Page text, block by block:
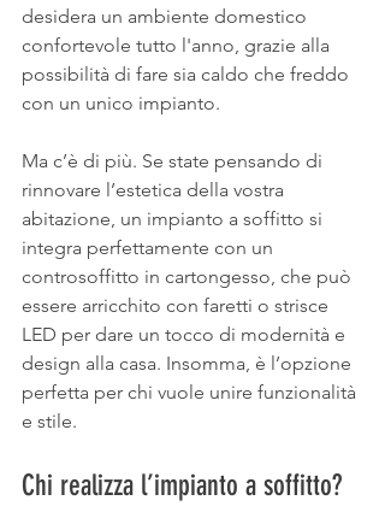
desidera un ambiente domestico
confortevole tutto l'anno, grazie alla
possibilità di fare sia caldo che freddo
con un unico impianto.
Ma c’è di più. Se state pensando di
rinnovare l’estetica della vostra
abitazione, un impianto a soffitto si
integra perfettamente con un
controsoffitto in cartongesso, che può
essere arricchito con faretti o strisce
LED per dare un tocco di modernità e
design alla casa. Insomma, è l’opzione
perfetta per chi vuole unire funzionalità
e stile.
Chi realizza l’impianto a soffitto?